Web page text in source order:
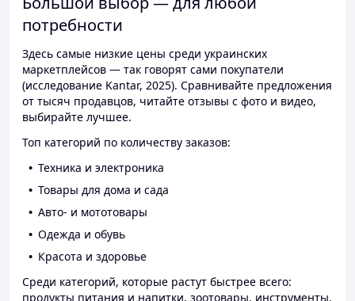
потребности
Здесь самые низкие цены среди украинских
маркетплейсов — так говорят сами покупатели
(исследование Kantar, 2025). Сравнивайте предложения
от тысяч продавцов, читайте отзывы с фото и видео,
выбирайте лучшее.
Топ категорий по количеству заказов:
Техника и электроника
Товары для дома и сада
Авто- и мототовары
Одежда и обувь
Красота и здоровье
Среди категорий, которые растут быстрее всего:
продукты питания и напитки, зоотовары, инструменты,